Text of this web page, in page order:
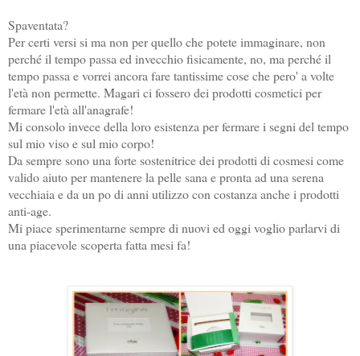
Spaventata?
Per certi versi si ma non per quello che potete immaginare, non
perché il tempo passa ed invecchio fisicamente, no, ma perché il
tempo passa e vorrei ancora fare tantissime cose che pero' a volte
l'età non permette. Magari ci fossero dei prodotti cosmetici per
fermare l'età all'anagrafe!
Mi consolo invece della loro esistenza per fermare i segni del tempo
sul mio viso e sul mio corpo!
Da sempre sono una forte sostenitrice dei prodotti di cosmesi come
valido aiuto per mantenere la pelle sana e pronta ad una serena
vecchiaia e da un po di anni utilizzo con costanza anche i prodotti
anti-age.
Mi piace sperimentarne sempre di nuovi ed oggi voglio parlarvi di
una piacevole scoperta fatta mesi fa!